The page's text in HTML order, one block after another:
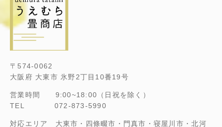
〒574-0062
大阪府 大東市 氷野2丁目10番19号
営業時間 9:00~18:00（日祝を除く）
TEL 072-873-5990
対応エリア 大東市・四條畷市・門真市・寝屋川市・北河